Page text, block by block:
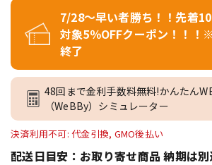
7/28～早い者勝ち！！先着
対象5％OFFクーポン！！！
終了
48回まで金利手数料無料!かんたん
（WeBBy）シミュレーター
決済利用不可: 代金引換, GMO後払い
配送日目安：お取り寄せ商品 納期は